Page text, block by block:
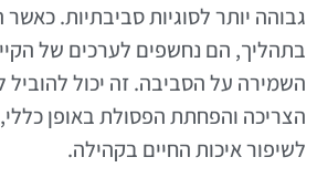
גבוהה יותר לסוגיות סביבתיות.
בתהליך, הם נחשפים לערכים של
השמירה על הסביבה. זה יכול להוביל
הצריכה והפחתת הפסולת באופן
לשיפור איכות החיים בקהילה.